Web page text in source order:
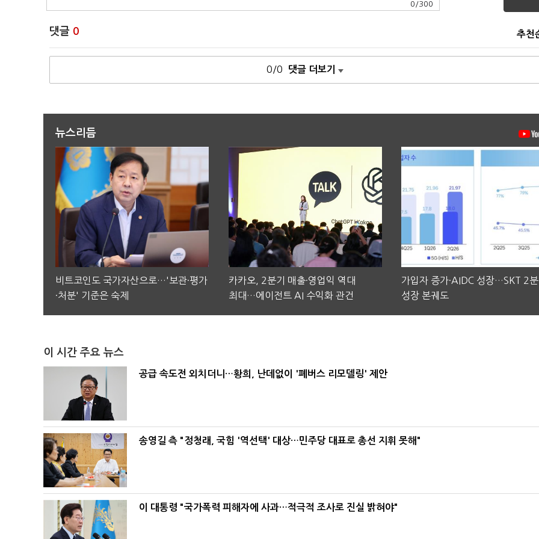
0 /300
댓글 0 추천
0/0 댓글 더보기
뉴스리듬
비트코인도 국가자산으로…'보관·평가
·처분' 기준은 숙제
카카오, 2분기 매출·영업익 역대
최대…에이전트 AI 수익화 관건
가입자 증가·AIDC 성장…SKT 2
성장 본궤도
이 시간 주요 뉴스
공급 속도전 외치더니…황희, 난데없이 '폐버스 리모델링' 제안
송영길 측 "정청래, 국힘 '역선택' 대상…민주당 대표로 총선 지휘 못해"
이 대통령 "국가폭력 피해자에 사과…적극적 조사로 진실 밝혀야"